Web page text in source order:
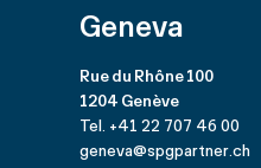
Geneva
Rue du Rhône 100
1204 Genève
Tel. +41 22 707 46 00
geneva@spgpartner.ch